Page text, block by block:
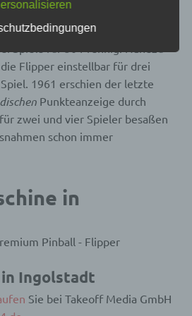
elegantere Form erhielten. In
Spieler in der Regel ein Spiel
Flipper einstellbar für drei
1961 erschien der letzte
Punkteanzeige durch
zwei und vier Spieler besaßen
schon immer
in
Ingolstadt
Sie bei Takeoff Media GmbH
Daten auch auf
beispielsweise telefonisch, an
beruht auf den
durch den Europäischen
beim Erlass
(DS-GVO)
Datenschutzerklärung
als auch für
wir vorab die verwendeten
Datenschutzerklärung
Begriffe:
Daten
Daten sind alle Informationen,